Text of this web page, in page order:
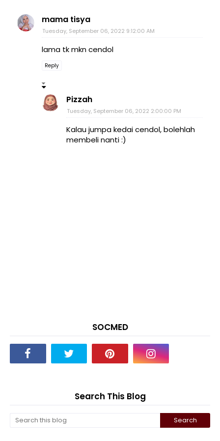
mama tisya
Tuesday, September 06, 2022 9:12:00 AM
lama tk mkn cendol
Reply
Pizzah
Tuesday, September 06, 2022 2:00:00 PM
Kalau jumpa kedai cendol, bolehlah
membeli nanti :)
SOCMED
Search This Blog